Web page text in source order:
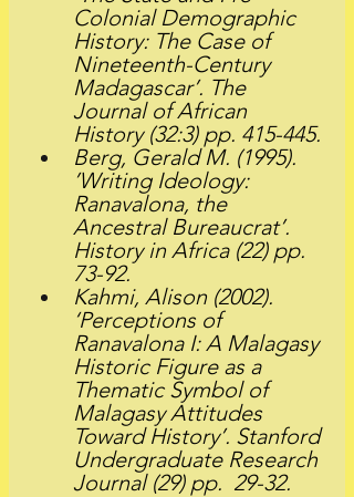
Colonial Demographic
History: The Case of
Nineteenth-Century
Madagascar’. The
Journal of African
History (32:3) pp. 415-445.
Berg, Gerald M. (1995).
’Writing Ideology:
Ranavalona, the
Ancestral Bureaucrat’.
History in Africa (22) pp.
73-92.
Kahmi, Alison (2002).
‘Perceptions of
Ranavalona I: A Malagasy
Historic Figure as a
Thematic Symbol of
Malagasy Attitudes
Toward History’. Stanford
Undergraduate Research
Journal (29) pp.  29-32.